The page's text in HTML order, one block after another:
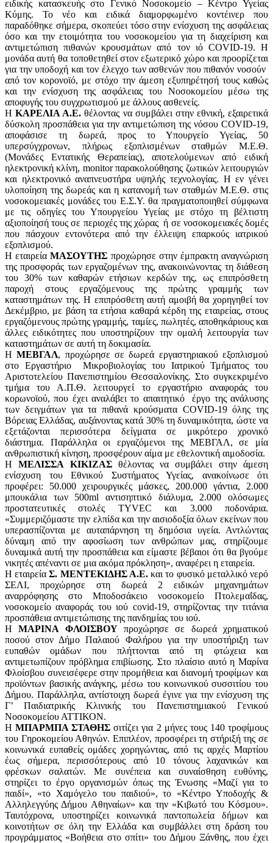
ειδικής κατασκευής στο Γενικό Νοσοκομείο – Κέντρο Υγείας
Κύμης. Το νέο και ειδικά διαμορφωμένο κοντέινερ που
παραδόθηκε σήμερα, σκοπεύει τόσο στην ενίσχυση της ασφάλειας
όσο και την ετοιμότητα του νοσοκομείου για τη διαχείριση και
αντιμετώπιση πιθανών κρουσμάτων από τον ιό COVID-19. Η
μονάδα αυτή θα τοποθετηθεί στον εξωτερικό χώρο και προορίζεται
για την υποδοχή και τον έλεγχο των ασθενών που πιθανόν νοσούν
από τον κορονοϊό, με στόχο την άμεση εξυπηρέτησή τους καθώς
και την ενίσχυση της ασφάλειας του Νοσοκομείου μέσω της
αποφυγής του συγχρωτισμού με άλλους ασθενείς.
ΗΚΑΡΕΛΙΑ Α.Ε. θέλοντας να συμβάλει στην εθνική, εξαιρετικά
δύσκολη προσπάθεια για την αντιμετώπιση της νόσου COVID-19,
αποφάσισε τη δωρεά, προς το Υπουργείο Υγείας, 50
υπερσύγχρονων, πλήρως εξοπλισμένων σταθμών Μ.Ε.Θ.
(Μονάδες Εντατικής Θεραπείας), αποτελούμενων από ειδική
ηλεκτρονική κλίνη, monitor παρακολούθησης ζωτικών λειτουργιών
και ηλεκτρονικό αναπνευστήρα υψηλής τεχνολογίας. Η εν γένει
υλοποίηση της δωρεάς και η κατανομή των σταθμών Μ.Ε.Θ. στις
νοσοκομειακές μονάδες του Ε.Σ.Υ. θα πραγματοποιηθεί σύμφωνα
με τις οδηγίες του Υπουργείου Υγείας με στόχο τη βέλτιστη
αξιοποίησή τους σε περιοχές της χώρας ή σε νοσοκομειακές δομές
που πάσχουν εντονότερα από την έλλειψη επαρκούς ιατρικού
εξοπλισμού.
Η εταιρείαΜΑΣΟΥΤΗΣ προχώρησε στην έμπρακτη αναγνώριση
της προσφοράς των εργαζομένων της, ανακοινώνοντας τη διάθεση
του 30% των καθαρών ετήσιων κερδών της, ως επιπρόσθετη
παροχή στους εργαζόμενους της πρώτης γραμμής των
καταστημάτων της. Η επιπρόσθετη αυτή αμοιβή θα χορηγηθεί τον
Δεκέμβριο, με βάση τα ετήσια καθαρά κέρδη της εταιρείας, στους
εργαζόμενους πρώτης γραμμής, ταμίες, πωλητές, αποθηκάριους και
άλλες ειδικότητες που υποστηρίζουν την ομαλή λειτουργία των
καταστημάτων σε αυτή τη δοκιμασία.
ΗΜΕΒΓΑΛ, προχώρησε σε δωρεά εργαστηριακού εξοπλισμού
στο Εργαστήριο Μικροβιολογίας του Ιατρικού Τμήματος του
Αριστοτελείου Πανεπιστημίου Θεσσαλονίκης. Στο συγκεκριμένο
τμήμα του Α.Π.Θ. λειτουργεί το εργαστήριο αναφοράς του
κορωνοϊού, που έχει αναλάβει το απαιτητικό έργο της ανάλυσης
των δειγμάτων για τα πιθανά κρούσματα COVID-19 όλης της
Βόρειας Ελλάδας, αυξάνοντας κατά 30% τη δυναμικότητα, ώστε να
εξετάζονται περισσότερα δείγματα σε μικρότερο χρονικό
διάστημα. Παράλληλα οι εργαζόμενοι της ΜΕΒΓΑΛ, σε μία
ανθρωπιστική κίνηση, προσφέρουν αίμα με εθελοντική αιμοδοσία.
ΗΜΕΛΙΣΣΑ ΚΙΚΙΖΑΣθέλοντας να συμβάλει στην άμεση
ενίσχυση του Εθνικού Συστήματος Υγείας, ανακοίνωσε ότι
προφέρει: 50.000 χειρουργικές μάσκες, 200.000 γάντια, 2.000
μπουκάλια των 500ml αντισηπτικό διάλυμα, 2.000 ολόσωμες
προστατευτικές στολές TYVEC και 3.000 ποδονάρια.
«Συμμεριζόμαστε την ελπίδα και την αισιοδοξία όλων εκείνων που
υπερασπίζονται με αυταπάρνηση τη δημόσια υγεία. Αντλώντας
δύναμη από την αφοσίωση των ανθρώπων μας, στηρίζουμε
δυναμικά αυτή την προσπάθεια και είμαστε βέβαιοι ότι θα βγούμε
νικητές απέναντι σε μια ακόμα πρόκληση», αναφέρει η εταιρεία.
Η εταιρείαΣ. ΜΕΝΤΕΚΙΔΗΣ Α.Ε.και το φυσικό μεταλλικό νερό
ΣΕΛΙ, προχώρησε στη δωρεά 2 ειδικών μηχανημάτων
αναρρόφησης στο Μποδοσάκειο νοσοκομείο Πτολεμαΐδας,
νοσοκομείο αναφοράς του ιού covid-19, στηρίζοντας την τιτάνια
προσπάθεια αντιμετώπισης της πανδημίας του ιού.
ΗΜΑΡΙΝΑ ΦΛΟΙΣΒΟΥπροχώρησε σε δωρεά χρηματικού
ποσού στον Δήμο Παλαιού Φαλήρου για την υποστήριξη των
ευπαθών ομάδων που πλήττονται από τη φτώχεια και
αντιμετωπίζουν πρόβλημα επιβίωσης. Στο πλαίσιο αυτό η Μαρίνα
Φλοίσβου συνεισέφερε στην προμήθεια και διανομή τροφίμων και
προϊόντων βασικής ανάγκης, μέσω του κοινωνικού συσσιτίου του
Δήμου. Παράλληλα, αντίστοιχη δωρεά έγινε για την ενίσχυση της
Γ’ Παιδιατρικής Κλινικής του Πανεπιστημιακού Γενικού
Νοσοκομείου ΑΤΤΙΚΟΝ.
ΗΜΠΑΡΜΠΑ ΣΤΑΘΗΣ σιτίζει για 2 μήνες τους 140 τροφίμους
του Γηροκομείου Αθηνών. Επιπλέον, προσφέρει τη στήριξή της σε
κοινωνικά ευπαθείς ομάδες χορηγώντας, από τις αρχές Μαρτίου
έως σήμερα, περισσότερους από 10 τόνους λαχανικών και
φρέσκων σαλατών. Με συνέπεια και συναίσθηση ευθύνης,
στηρίζει το έργο οργανισμών όπως της Ένωσης «Μαζί για το
παιδί», «το Χαμόγελο του παιδιού», το «Κέντρο Υποδοχής &
Αλληλεγγύης Δήμου Αθηναίων» και την «Κιβωτό του Κόσμου».
Ταυτόχρονα, υποστηρίζει κοινωνικά παντοπωλεία δήμων και
κοινοτήτων σε όλη την Ελλάδα και συμβάλλει στη δράση του
προγράμματος «Βοήθεια στο σπίτι» του Δήμου Ξάνθης, που έχει